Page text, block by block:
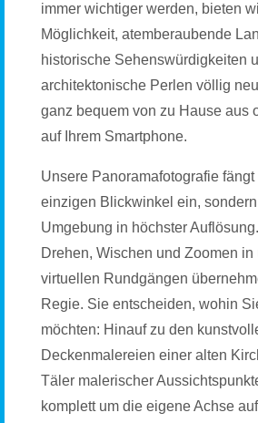
immer wichtiger werden, bieten
Möglichkeit, atemberaubende
historische Sehenswürdigkeiten
architektonische Perlen völlig
ganz bequem von zu Hause aus
auf Ihrem Smartphone.
Unsere Panoramafotografie
einzigen Blickwinkel ein,
Umgebung in höchster
Drehen, Wischen und Zoomen in
virtuellen Rundgängen
Regie. Sie entscheiden, wohin
möchten: Hinauf zu den
Deckenmalereien einer alten
Täler malerischer
komplett um die eigene Achse